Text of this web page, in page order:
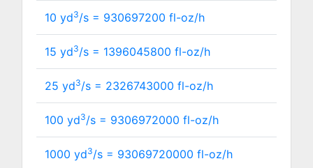
10 yd3/s = 930697200 fl-oz/h
15 yd3/s = 1396045800 fl-oz/h
25 yd3/s = 2326743000 fl-oz/h
100 yd3/s = 9306972000 fl-oz/h
1000 yd3/s = 93069720000 fl-oz/h